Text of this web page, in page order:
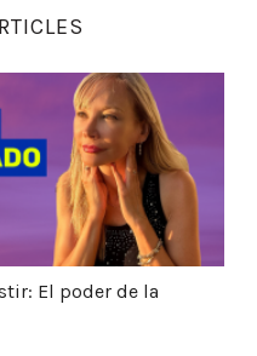
El poder de la
El poder de la